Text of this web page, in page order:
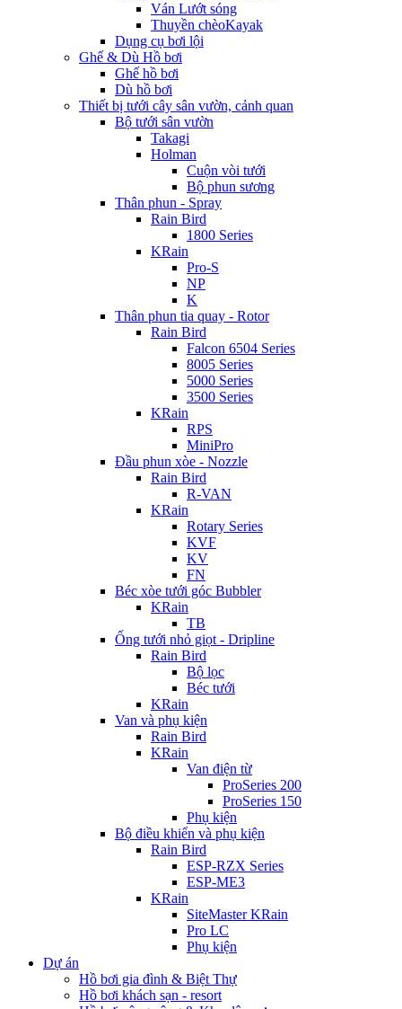
Ván Lướt sóng
Thuyền chèoKayak
Dụng cụ bơi lội
Ghế & Dù Hồ bơi
Ghế hồ bơi
Dù hồ bơi
Thiết bị tưới cây sân vườn, cảnh quan
Bộ tưới sân vườn
Takagi
Holman
Cuộn vòi tưới
Bộ phun sương
Thân phun - Spray
Rain Bird
1800 Series
KRain
Pro-S
NP
K
Thân phun tia quay - Rotor
Rain Bird
Falcon 6504 Series
8005 Series
5000 Series
3500 Series
KRain
RPS
MiniPro
Đầu phun xòe - Nozzle
Rain Bird
R-VAN
KRain
Rotary Series
KVF
KV
FN
Béc xòe tưới góc Bubbler
KRain
TB
Ống tưới nhỏ giọt - Dripline
Rain Bird
Bộ lọc
Béc tưới
KRain
Van và phụ kiện
Rain Bird
KRain
Van điện từ
ProSeries 200
ProSeries 150
Phụ kiện
Bộ điều khiển và phụ kiện
Rain Bird
ESP-RZX Series
ESP-ME3
KRain
SiteMaster KRain
Pro LC
Phụ kiện
Dự án
Hồ bơi gia đình & Biệt Thự
Hồ bơi khách sạn - resort